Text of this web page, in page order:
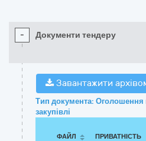
- Документи тендеру
Завантажити
Тип документа: Оголошення
закупівлі
ФАЙЛ ПРИВАТНІСТЬ